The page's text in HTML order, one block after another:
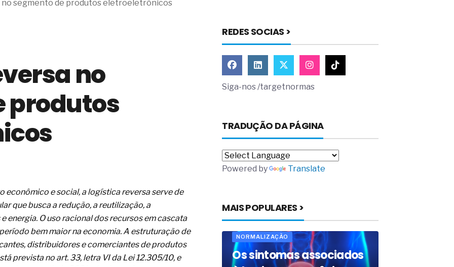
como estratégia
B2B e a venda complexa
dos fios, cabos e
com tipologia de giro para as
apenas reage aos problemas?
a frio in situ com emulsão
ânus
de ovário
cabelos ou calvície
o resultado positivo
em estruturas hidráulicas de
segmento de produtos eletroeletrônicos
no
produtos
econômico e social, a logística reversa serve de
que busca a redução, a reutilização, a
energia. O uso racional dos recursos em cascata
bem maior na economia. A estruturação de
distribuidores e comerciantes de produtos
prevista no art. 33, letra VI da Lei 12.305/10, e
REDES SOCIAS >
Siga-nos /targetnormas
TRADUÇÃO DA PÁGINA
Powered by Translate
MAIS POPULARES >
NORMALIZAÇÃO
Os sintomas associados